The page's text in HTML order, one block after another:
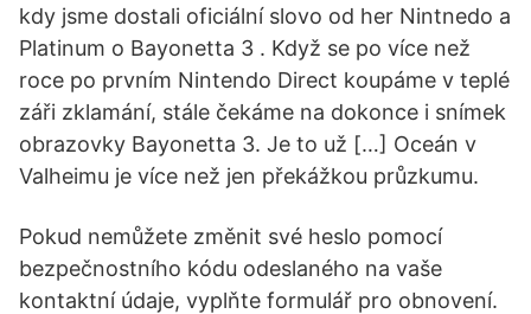
kdy jsme dostali oficiální slovo od her Nintnedo a
Platinum o Bayonetta 3 . Když se po více než
roce po prvním Nintendo Direct koupáme v teplé
záři zklamání, stále čekáme na dokonce i snímek
obrazovky Bayonetta 3. Je to už […] Oceán v
Valheimu je více než jen překážkou průzkumu.
Pokud nemůžete změnit své heslo pomocí
bezpečnostního kódu odeslaného na vaše
kontaktní údaje, vyplňte formulář pro obnovení.